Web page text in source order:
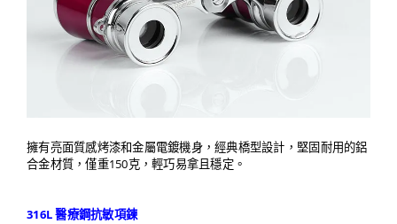
擁有亮面質感烤漆和金屬電鍍機身，經典橋型設計，堅固耐用的鋁
合金材質，僅重150克，輕巧易拿且穩定。
316L 醫療鋼抗敏項鍊